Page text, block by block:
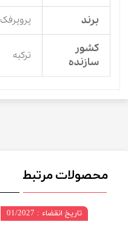
برند پروپرفک
کشور
سازنده
ترکیه
محصولات مرتبط
تاریخ انقضاء : 01/2027